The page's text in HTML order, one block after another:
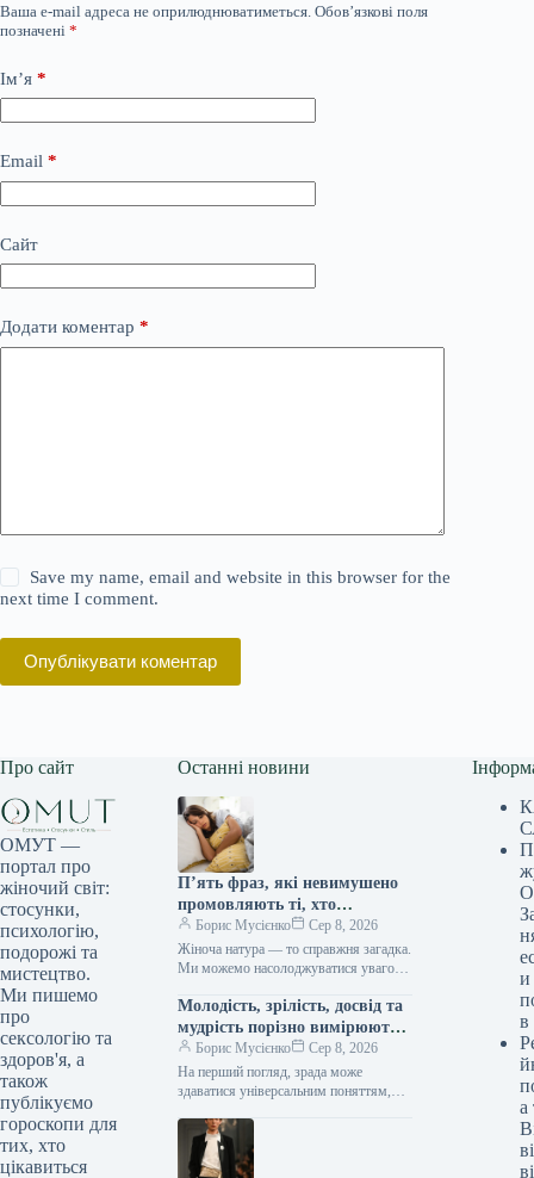
Ваша e-mail адреса не оприлюднюватиметься. Обов’язкові поля
позначені *
Ім’я *
Email *
Сайт
Додати коментар *
Save my name, email and website in this browser for the
next time I comment.
Опублікувати коментар
Про сайт
ОМУТ —
портал про
жіночий світ:
стосунки,
психологію,
подорожі та
мистецтво.
Ми пишемо
про
сексологію та
здоров'я, а
також
публікуємо
гороскопи для
тих, хто
цікавиться
Останні новини
П’ять фраз, які невимушено
промовляють ті, хто
закохується мовчки, як шепіт
зірок
Борис Мусієнко
Сер 8, 2026
Жіноча натура — то справжня загадка.
Ми можемо насолоджуватися увагою
проводити час у їхній компанії, й…
Молодість, зрілість, досвід та
мудрість порізно вимірюють
вірність у серцях.
Борис Мусієнко
Сер 8, 2026
На перший погляд, зрада може
здаватися універсальним поняттям,
глибше занурення в нюанси стосунків
між поколіннями виявляє,…
и
в
а